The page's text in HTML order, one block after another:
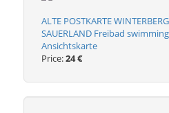
ALTE POSTKARTE
SAUERLAND Freibad
Ansichtskarte
Price:24 €